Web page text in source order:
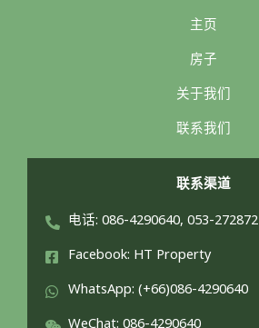
主页
房子
关于我们
联系我们
联系渠道
电话: 086-4290640, 053-272872
Facebook: HT Property
WhatsApp: (+66)086-4290640